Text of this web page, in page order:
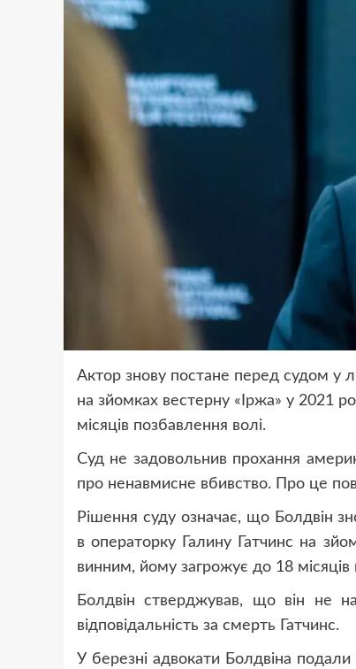
Актор знову постане перед судом у
на зйомках вестерну «Іржа» у 2021
місяців позбавлення волі.
Суд не задовольнив прохання
про ненавмисне вбивство. Про це
Рішення суду означає, що Болдвін
в операторку Галину Гатчинс на
винним, йому загрожує до 18 місяців
Болдвін стверджував, що він не
відповідальність за смерть Гатчинс.
У березні адвокати Болдвіна